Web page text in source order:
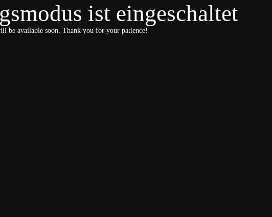
ist eingeschaltet
be available soon. Thank you for your patience!